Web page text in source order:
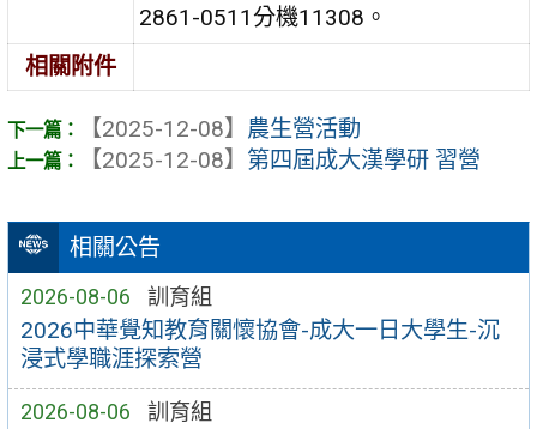
相關公告
2026-08-06 訓育組
2026中華覺知教育關懷協會-成大一日大學生-沉
浸式學職涯探索營
2026-08-06 訓育組
2861-0511分機11308。
相關附件
【2025-12-08】 農生營活動
【2025-12-08】 第四屆成大漢學研 習營